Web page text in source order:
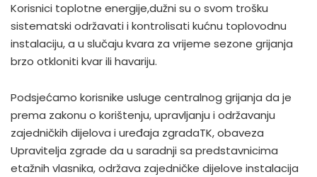
Korisnici toplotne energije,dužni su o svom trošku
sistematski održavati i kontrolisati kućnu toplovodnu
instalaciju, a u slučaju kvara za vrijeme sezone grijanja
brzo otkloniti kvar ili havariju.
Podsjećamo korisnike usluge centralnog grijanja da je
prema zakonu o korištenju, upravljanju i održavanju
zajedničkih dijelova i uređaja zgradaTK, obaveza
Upravitelja zgrade da u saradnji sa predstavnicima
etažnih vlasnika, održava zajedničke dijelove instalacija